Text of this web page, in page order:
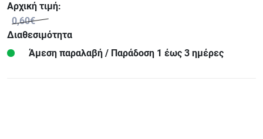
Αρχική τιμή:
0,60€
Διαθεσιμότητα
Άμεση παραλαβή / Παράδoση 1 έως 3 ημέρες